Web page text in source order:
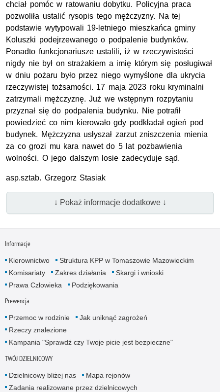
chciał pomóc w ratowaniu dobytku. Policyjna praca
pozwoliła ustalić rysopis tego mężczyzny. Na tej
podstawie wytypowali 19-letniego mieszkańca gminy
Koluszki podejrzewanego o podpalenie budynków.
Ponadto funkcjonariusze ustalili, iż w rzeczywistości
nigdy nie był on strażakiem a imię którym się posługiwał
w dniu pożaru było przez niego wymyślone dla ukrycia
rzeczywistej tożsamości. 17 maja 2023 roku kryminalni
zatrzymali mężczyznę. Już we wstępnym rozpytaniu
przyznał się do podpalenia budynku. Nie potrafił
powiedzieć co nim kierowało gdy podkładał ogień pod
budynek. Mężczyzna usłyszał zarzut zniszczenia mienia
za co grozi mu kara nawet do 5 lat pozbawienia
wolności. O jego dalszym losie zadecyduje sąd.
asp.sztab. Grzegorz Stasiak
↓ Pokaż informacje dodatkowe ↓
Informacje
Kierownictwo
Struktura KPP w Tomaszowie Mazowieckim
Komisariaty
Zakres działania
Skargi i wnioski
Prawa Człowieka
Podziękowania
Prewencja
Przemoc w rodzinie
Jak uniknąć zagrożeń
Rzeczy znalezione
Kampania "Sprawdź czy Twoje picie jest bezpieczne"
TWÓJ DZIELNICOWY
Dzielnicowy bliżej nas
Mapa rejonów
Zadania realizowane przez dzielnicowych